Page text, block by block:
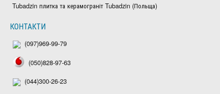
Tubadzin плитка та керамограніт Tubadzin (Польща)
КОНТАКТИ
(097)969-99-79
(050)828-97-63
(044)300-26-23